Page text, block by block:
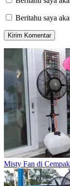
Beritahu saya
Misty Fan di